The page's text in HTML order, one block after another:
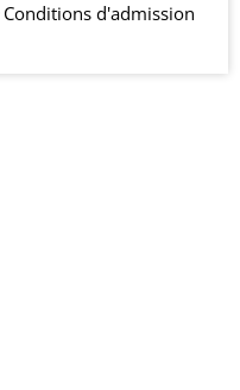
Conditions d'admission